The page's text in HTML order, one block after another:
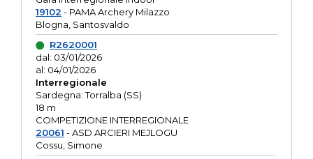
19102 - PAMA Archery Milazzo
Blogna, Santosvaldo
R2620001
dal: 03/01/2026
al: 04/01/2026
Interregionale
Sardegna: Torralba (SS)
18 m
COMPETIZIONE INTERREGIONALE
20061 - ASD ARCIERI MEJLOGU
Cossu, Simone